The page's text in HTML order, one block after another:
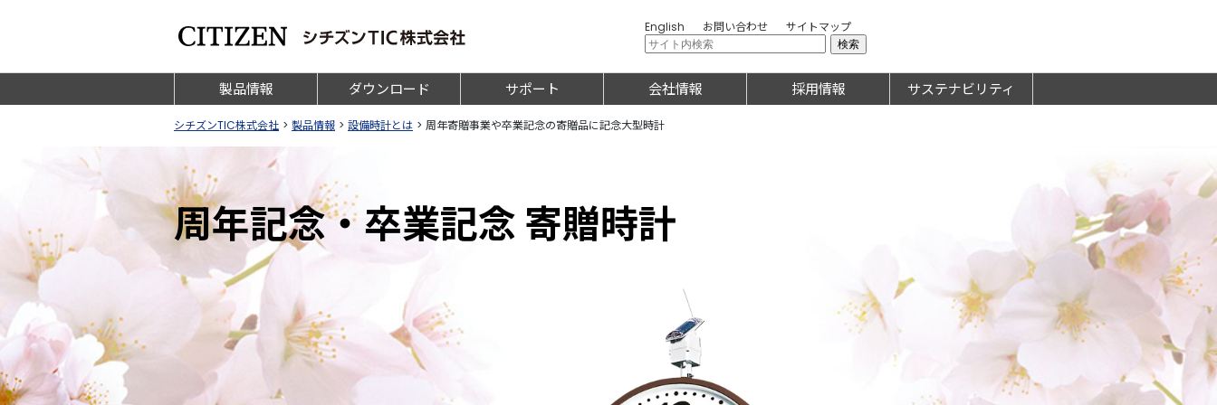
English お問い合わせ サイトマップ
製品情報 ダウンロード サポート 会社情報 採用情報 サステナビリティ
シチズンTIC株式会社 > 製品情報 > 設備時計とは > 周年寄贈事業や卒業記念の寄贈品に記念大型時計
周年記念・卒業記念 寄贈時計